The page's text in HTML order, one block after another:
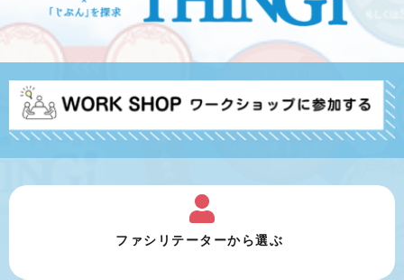
ファシリテーターから選ぶ